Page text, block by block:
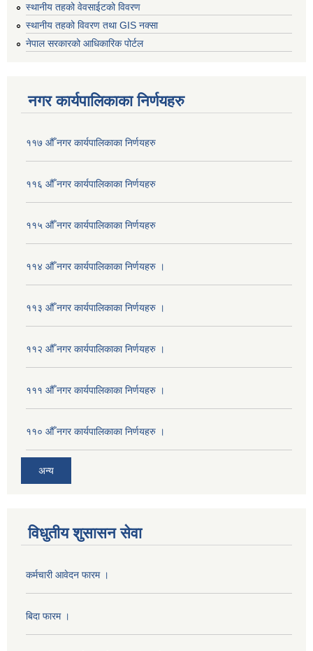
स्थानीय तहको वेवसाईटको विवरण
स्थानीय तहको विवरण तथा GIS नक्सा
नेपाल सरकारको आधिकारिक पोर्टल
नगर कार्यपालिकाका निर्णयहरु
११७ औँ नगर कार्यपालिकाका निर्णयहरु
११६ औँ नगर कार्यपालिकाका निर्णयहरु
११५ औँ नगर कार्यपालिकाका निर्णयहरु
११४ औँ नगर कार्यपालिकाका निर्णयहरु ।
११३ औँ नगर कार्यपालिकाका निर्णयहरु ।
११२ औँ नगर कार्यपालिकाका निर्णयहरु ।
१११ औँ नगर कार्यपालिकाका निर्णयहरु ।
११० औँ नगर कार्यपालिकाका निर्णयहरु ।
अन्य
विधुतीय शुसासन सेवा
कर्मचारी आवेदन फारम ।
बिदा फारम ।